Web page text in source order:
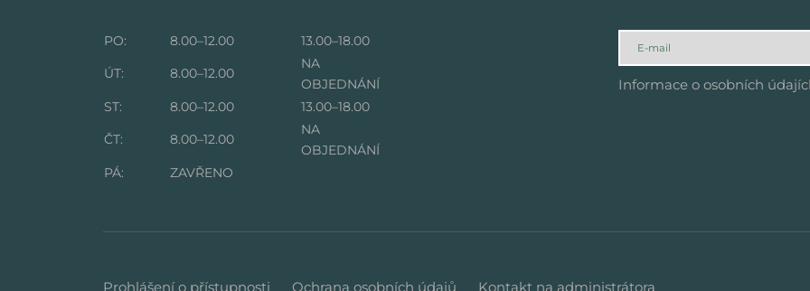
PO: 8.00–12.00
13.00–18.00
ÚT:
8.00–12.00
NA
OBJEDNÁNÍ
ST:
8.00–12.00
13.00–18.00
ČT:
8.00–12.00
NA
OBJEDNÁNÍ
PÁ:
ZAVŘENO
Informace o osobních
Prohlášení o přístupnosti Ochrana osobních údajů Kontakt na administrátora